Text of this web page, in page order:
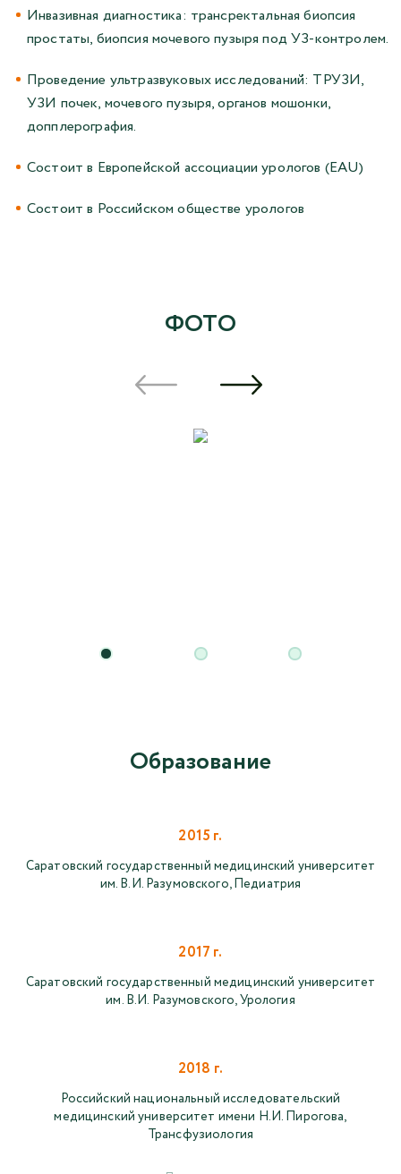
Инвазивная диагностика: трансректальная биопсия
простаты, биопсия мочевого пузыря под УЗ-контролем.
Проведение ультразвуковых исследований: ТРУЗИ,
УЗИ почек, мочевого пузыря, органов мошонки,
допплерография.
Состоит в Европейской ассоциации урологов (EAU)
Состоит в Российском обществе урологов
ФОТО
Образование
2015 г.
Саратовский государственный медицинский университет
им. В.И. Разумовского, Педиатрия
2017 г.
Саратовский государственный медицинский университет
им. В.И. Разумовского, Урология
2018 г.
Российский национальный исследовательский
медицинский университет имени Н.И. Пирогова,
Трансфузиология